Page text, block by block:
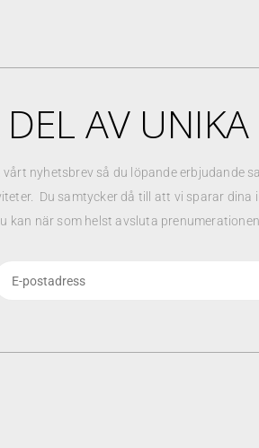
AV
vårt nyhetsbrev så du löpande
Du samtycker då till att vi sparar dina
kan när som helst avsluta